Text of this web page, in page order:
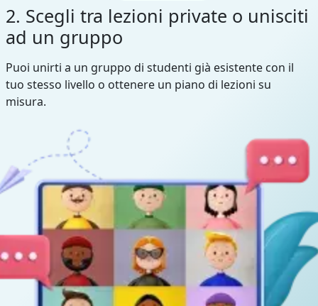
2. Scegli tra lezioni private o unisciti
ad un gruppo
Puoi unirti a un gruppo di studenti già esistente con il
tuo stesso livello o ottenere un piano di lezioni su
misura.